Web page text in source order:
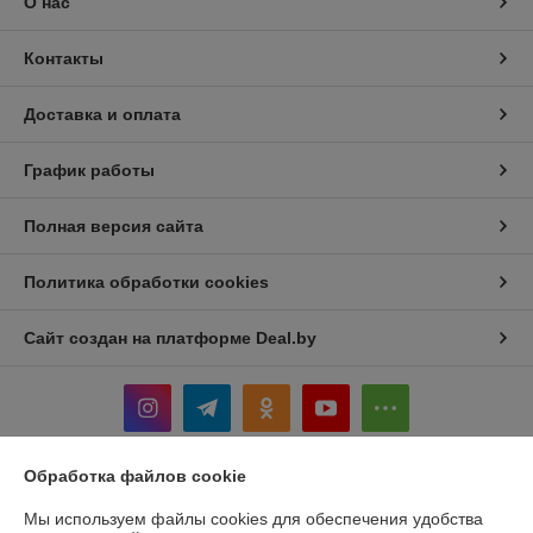
Контакты
Доставка и оплата
График работы
Полная версия сайта
Политика обработки cookies
Сайт создан на платформе Deal.by
Обработка файлов cookie
Мы используем файлы cookies для обеспечения удобства